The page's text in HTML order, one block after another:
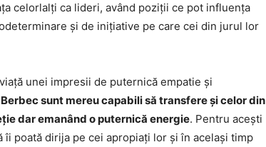
celorlalți ca lideri, având poziții ce pot influența
și de inițiative pe care cei din jurul lor
unei impresii de puternică empatie și
sunt mereu capabili să transfere și celor din
dar emanând o puternică energie. Pentru acești
poată dirija pe cei apropiați lor și în același timp